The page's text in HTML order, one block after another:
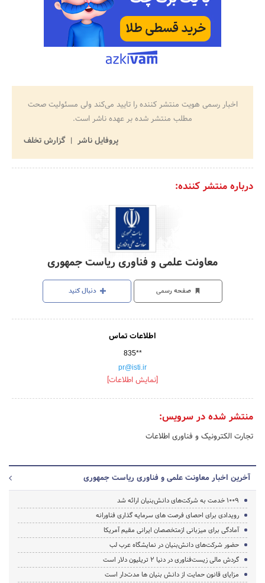
اخبار رسمی هویت منتشر کننده را تایید می‌کند ولی مسئولیت صحت
مطلب منتشر شده بر عهده ناشر است.
پروفایل ناشر
گزارش تخلف
درباره منتشر کننده:
معاونت علمی و فناوری ریاست جمهوری
صفحه رسمی دنبال کنید
اطلاعات تماس
835**
pr@isti.ir
[نمایش اطلاعات]
منتشر شده در سرویس:
تجارت الکترونیک و فناوری اطلاعات
آخرین اخبار معاونت علمی و فناوری ریاست جمهوری
1009 خدمت به شرکت‌های دانش‌بنیان ارائه شد
رویدادی برای احصای فرصت های سرمایه گذاری فناورانه
آمادگی برای میزبانی ازمتخصصان ایرانی مقیم آمریکا
حضور شرکت‌های دانش‌بنیان در نمایشگاه عرب لب
گردش مالی زیست‌فناوری در دنیا ۲ تریلیون دلار است
مزایای قانون حمایت از دانش بنیان ها مدت‌دار است